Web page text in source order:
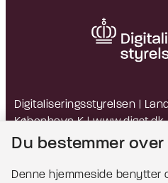
Digitaliseringsstyrelsen |
København K |www.digst.dk
EAN: 5798009814203 | CVR:
Du bestemmer
Denne hjemmeside benytter